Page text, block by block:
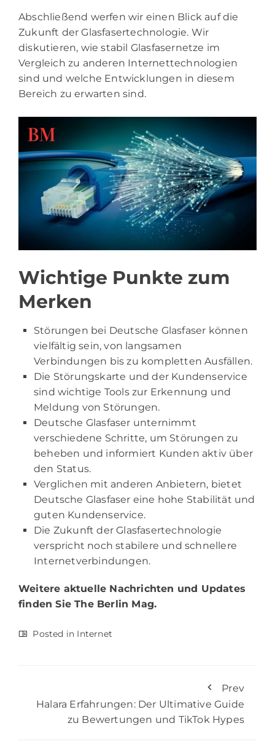
Abschließend werfen wir einen Blick auf die
Zukunft der Glasfasertechnologie. Wir
diskutieren, wie stabil Glasfasernetze im
Vergleich zu anderen Internettechnologien
sind und welche Entwicklungen in diesem
Bereich zu erwarten sind.
Wichtige Punkte zum
Merken
Störungen bei Deutsche Glasfaser können
vielfältig sein, von langsamen
Verbindungen bis zu kompletten Ausfällen.
Die Störungskarte und der Kundenservice
sind wichtige Tools zur Erkennung und
Meldung von Störungen.
Deutsche Glasfaser unternimmt
verschiedene Schritte, um Störungen zu
beheben und informiert Kunden aktiv über
den Status.
Verglichen mit anderen Anbietern, bietet
Deutsche Glasfaser eine hohe Stabilität und
guten Kundenservice.
Die Zukunft der Glasfasertechnologie
verspricht noch stabilere und schnellere
Internetverbindungen.
Weitere aktuelle Nachrichten und Updates
finden SieThe Berlin Mag.
Posted in Internet
Prev
Halara Erfahrungen: Der Ultimative Guide
zu Bewertungen und TikTok Hypes